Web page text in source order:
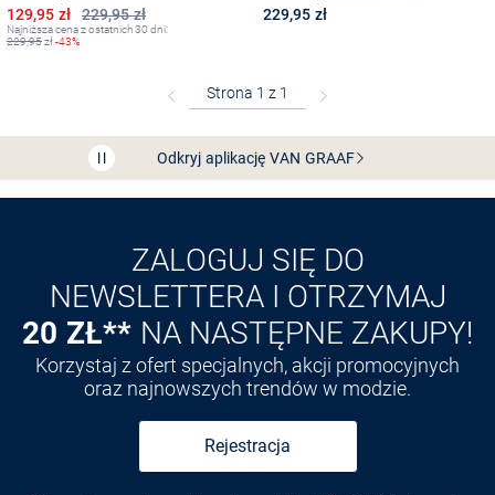
229,95 zł
Obniżona cena
129,95 zł
Najniższa cena z ostatnich 30 dni:
229,95zł-43%
229,95 zł
Przedłużenie czasu zwrotu towaru: 60 dni
Odkryj aplikację VAN GRAAF
ZALOGUJ SIĘ DO
NEWSLETTERA I OTRZYMAJ
20 ZŁ** NA NASTĘPNE ZAKUPY!
Korzystaj z ofert specjalnych, akcji promocyjnych
oraz najnowszych trendów w modzie.
Rejestracja